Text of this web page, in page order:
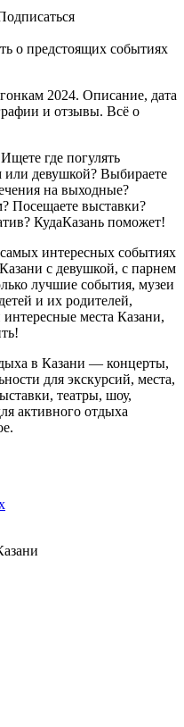
о предстоящих событиях
2024. Описание, дата
и отзывы. Всё о
где погулять
или девушкой? Выбираете
на выходные?
Посещаете выставки?
КудаКазань поможет!
интересных событиях
с девушкой, с парнем
лучшие события, музеи
и их родителей,
места Казани,
в Казани — концерты,
для экскурсий, места,
театры, шоу,
активного отдыха